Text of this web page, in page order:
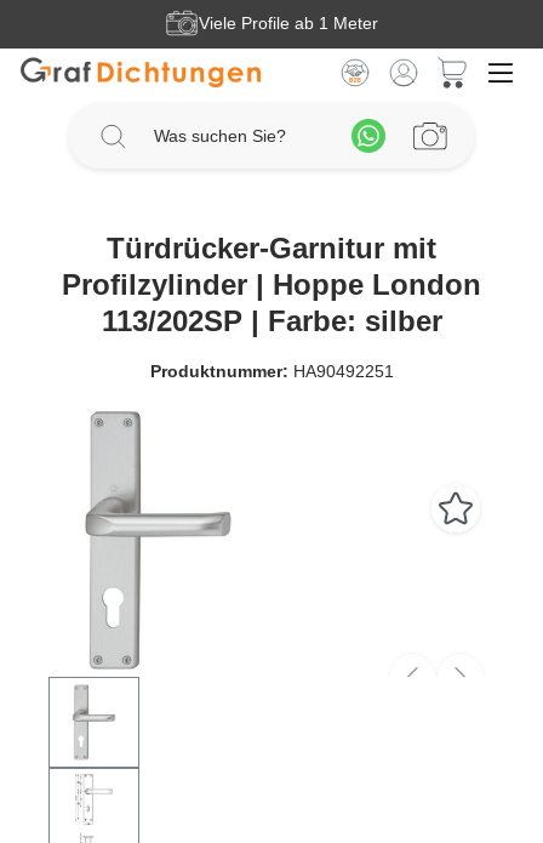
Zum Hauptinhalt springenViele Profile ab 1 Meter
Bildergalerie überspringen
Türdrücker-Garnitur mit
Profilzylinder | Hoppe London
113/202SP | Farbe: silber
Produktnummer: HA90492251